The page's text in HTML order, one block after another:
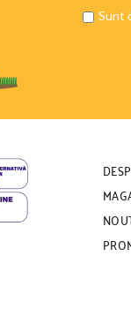
Sunt